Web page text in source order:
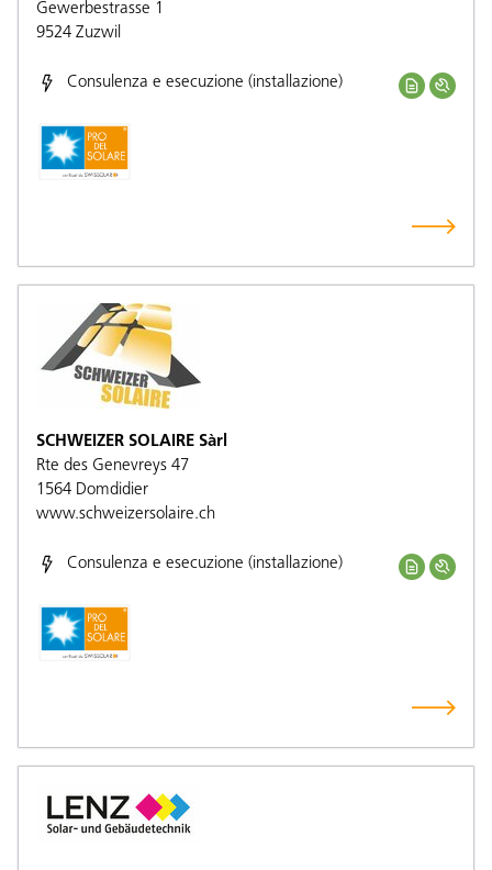
Gewerbestrasse 1
9524 Zuzwil
Consulenza e esecuzione (installazione)
SCHWEIZER SOLAIRE Sàrl
Rte des Genevreys 47
1564 Domdidier
www.schweizersolaire.ch
Consulenza e esecuzione (installazione)